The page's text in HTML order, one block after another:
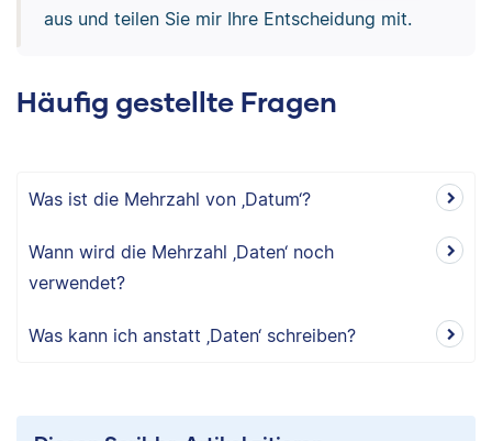
aus und teilen Sie mir Ihre Entscheidung mit.
Häufig gestellte Fragen
Was ist die Mehrzahl von ‚Datum‘?
Wann wird die Mehrzahl ‚Daten‘ noch
verwendet?
Was kann ich anstatt ‚Daten‘ schreiben?